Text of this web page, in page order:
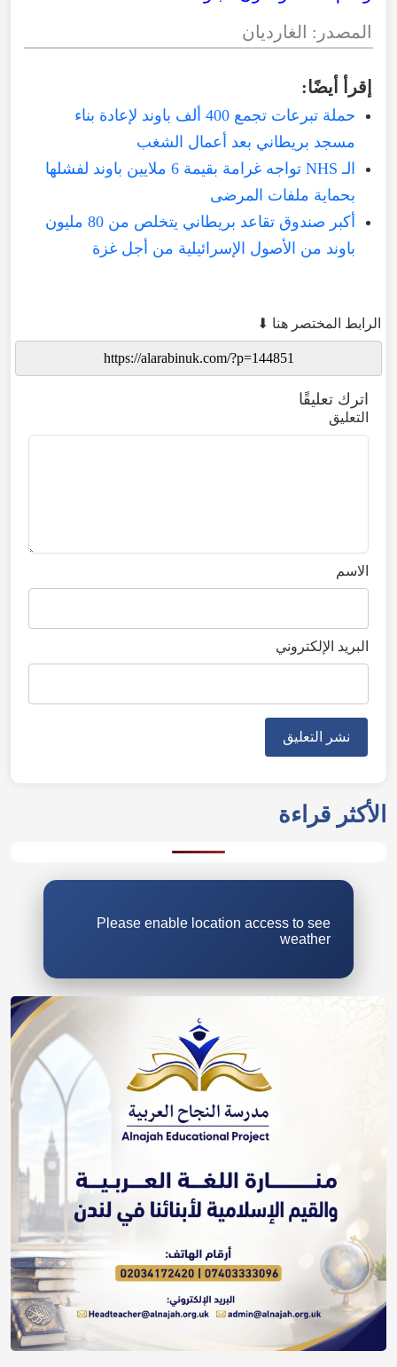
المصدر: الغارديان
إقرأ أيضًا:
حملة تبرعات تجمع 400 ألف باوند لإعادة بناء
مسجد بريطاني بعد أعمال الشغب
الـ NHS تواجه غرامة بقيمة 6 ملايين باوند لفشلها
بحماية ملفات المرضى
أكبر صندوق تقاعد بريطاني يتخلص من 80 مليون
باوند من الأصول الإسرائيلية من أجل غزة
الرابط المختصر هنا ⬇
اترك تعليقًا
التعليق
الاسم
البريد الإلكتروني
الأكثر قراءة
Please enable location access to see
weather